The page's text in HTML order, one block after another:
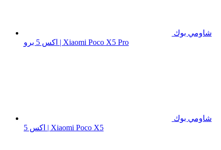
شاومي بوك
اكس 5 برو | Xiaomi Poco X5 Pro
شاومي بوك
اكس 5 | Xiaomi Poco X5